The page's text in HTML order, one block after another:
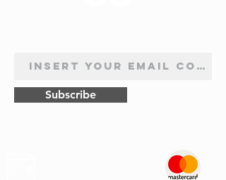
Subscribe